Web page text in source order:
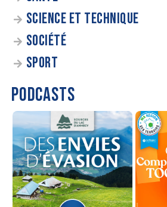
SCIENCE ET TECHNIQUE
SOCIÉTÉ
SPORT
PODCASTS